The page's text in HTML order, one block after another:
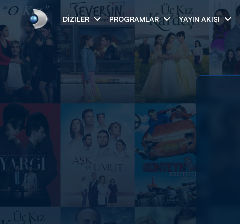
DIZILER PROGRAMLAR YAYIN AKIŞI
Arama
ARAMA SONUÇLARI